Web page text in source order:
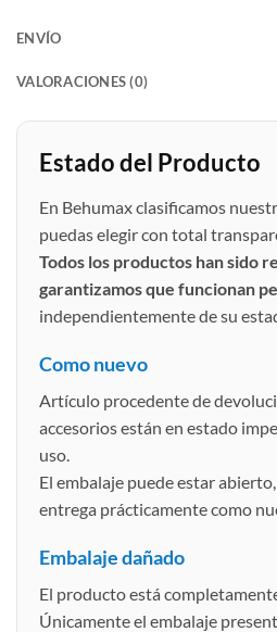
ENVÍO
VALORACIONES (0)
Estado del Producto
En Behumax clasificamos
puedas elegir con total
Todos los productos han sido
garantizamos que funcionan
independientemente de su
Como nuevo
Artículo procedente de
accesorios están en estado
uso.
El embalaje puede estar
entrega prácticamente como
Embalaje dañado
El producto está
Únicamente el embalaje